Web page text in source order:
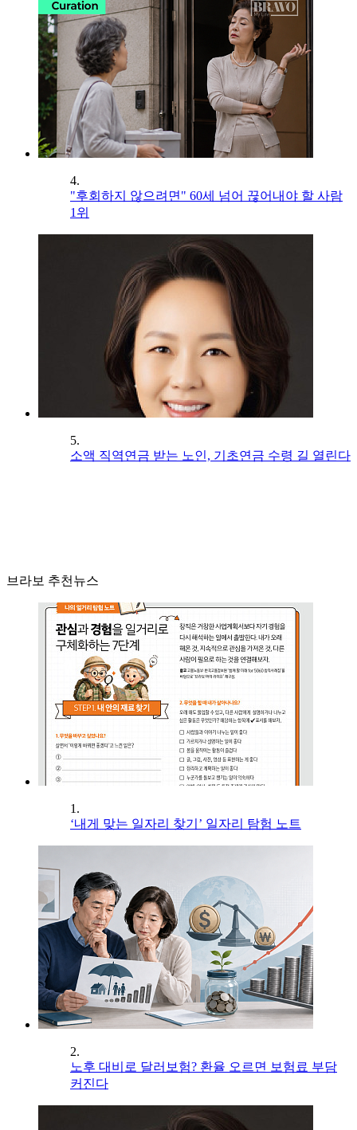
4.
"후회하지 않으려면" 60세 넘어 끊어내야 할 사람
1위
5.
소액 직역연금 받는 노인, 기초연금 수령 길 열린다
브라보 추천뉴스
1.
‘내게 맞는 일자리 찾기’ 일자리 탐험 노트
2.
노후 대비로 달러보험? 환율 오르면 보험료 부담
커진다